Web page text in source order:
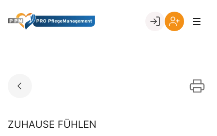
content
Go to landing page.
ZUHAUSE FÜHLEN